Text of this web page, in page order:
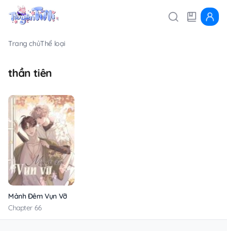
Trang chủThể loại
thần tiên
Mảnh Đêm Vụn Vỡ
Chapter 66